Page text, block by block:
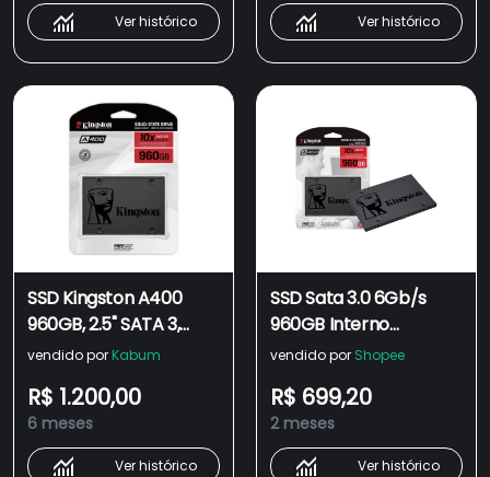
Ver histórico Ver histórico
SSD Kingston A400
960GB, 2.5" SATA 3,
Leitura 500MB/s E
Sa400s37/960g
vendido por Kabum
R$ 1.200,00
6 meses
Ver histórico
SSD Sata 3.0 6Gb/s
960GB Interno
Kingston A400
Leitura Até 500Mb/s e
Gravação Até
450Mb/s Cor Preto
vendido por Shopee
R$ 699,20
2 meses
Ver histórico